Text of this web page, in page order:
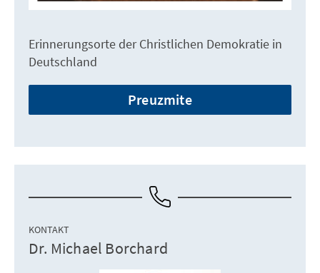
Erinnerungsorte der Christlichen Demokratie in
Deutschland
Preuzmite
KONTAKT
Dr. Michael Borchard